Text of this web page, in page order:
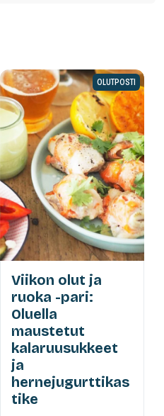
OLUTPOSTI
Viikon olut ja
ruoka -pari:
Oluella
maustetut
kalaruusukkeet
ja
hernejugurttikas
tike